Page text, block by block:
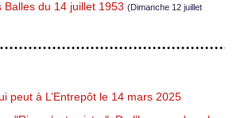
Balles du 14 juillet 1953 (Dimanche 12 juillet
peut à L’Entrepôt le 14 mars 2025